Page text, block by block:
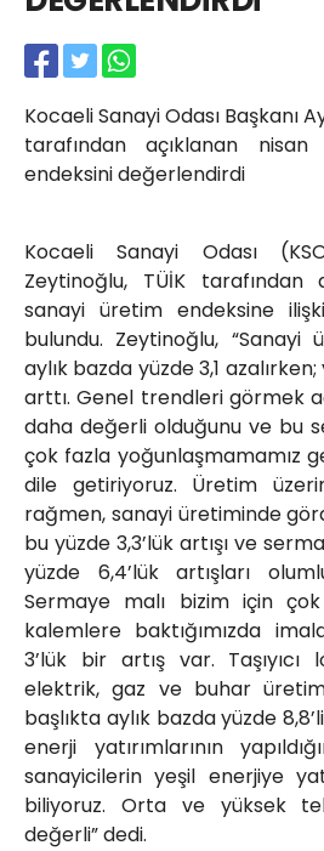
Kocaeli Sanayi Odası Başkanı
tarafından açıklanan
endeksini değerlendirdi
Kocaeli Sanayi Odası
Zeytinoğlu, TÜİK tarafından
sanayi üretim endeksine
bulundu. Zeytinoğlu, “Sanayi
aylık bazda yüzde 3,1
arttı. Genel trendleri görmek
daha değerli olduğunu ve bu
çok fazla yoğunlaşmamamız
dile getiriyoruz. Üretim
rağmen, sanayi üretiminde
bu yüzde 3,3’lük artışı ve
yüzde 6,4’lük artışları
Sermaye malı bizim için
kalemlere baktığımızda
3’lük bir artış var.
elektrik, gaz ve buhar
başlıkta aylık bazda yüzde
enerji yatırımlarının
sanayicilerin yeşil enerjiye
biliyoruz. Orta ve yüksek
değerli” dedi.
Yahya